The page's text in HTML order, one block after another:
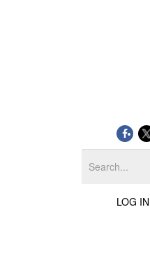
LOG IN